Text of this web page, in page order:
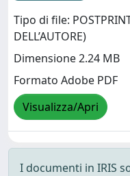
Tipo di file:
DELL’AUTORE)
Dimensione 2.24 MB
Formato Adobe PDF
Visualizza/Apri
I documenti in IRIS